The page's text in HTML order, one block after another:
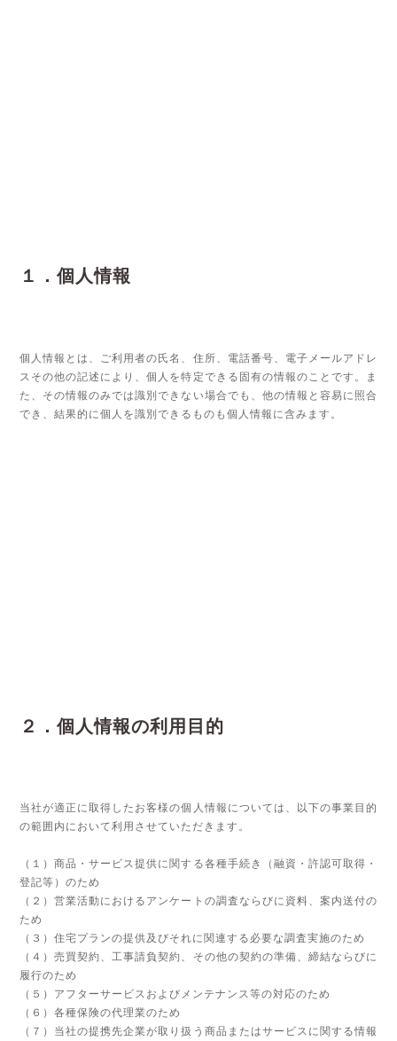
１．個人情報
個人情報とは、ご利用者の氏名、住所、電話番号、電子メールアドレ
スその他の記述により、個人を特定できる固有の情報のことです。ま
た、その情報のみでは識別できない場合でも、他の情報と容易に照合
でき、結果的に個人を識別できるものも個人情報に含みます。
２．個人情報の利用目的
当社が適正に取得したお客様の個人情報については、以下の事業目的
の範囲内において利用させていただきます。
（１）商品・サービス提供に関する各種手続き（融資・許認可取得・
登記等）のため
（２）営業活動におけるアンケートの調査ならびに資料、案内送付の
ため
（３）住宅プランの提供及びそれに関連する必要な調査実施のため
（４）売買契約、工事請負契約、その他の契約の準備、締結ならびに
履行のため
（５）アフターサービスおよびメンテナンス等の対応のため
（６）各種保険の代理業のため
（７）当社の提携先企業が取り扱う商品またはサービスに関する情報